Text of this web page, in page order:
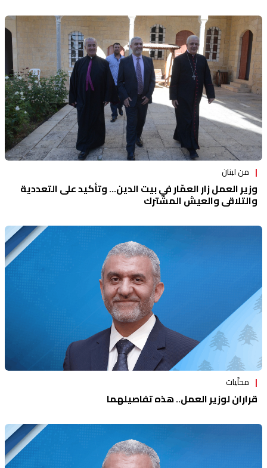
من لبنان
وزير العمل زار العمّار في بيت الدين... وتأكيد على التعددية
والتلاقي والعيش المشترك
محلّيات
قراران لوزير العمل.. هذه تفاصيلهما